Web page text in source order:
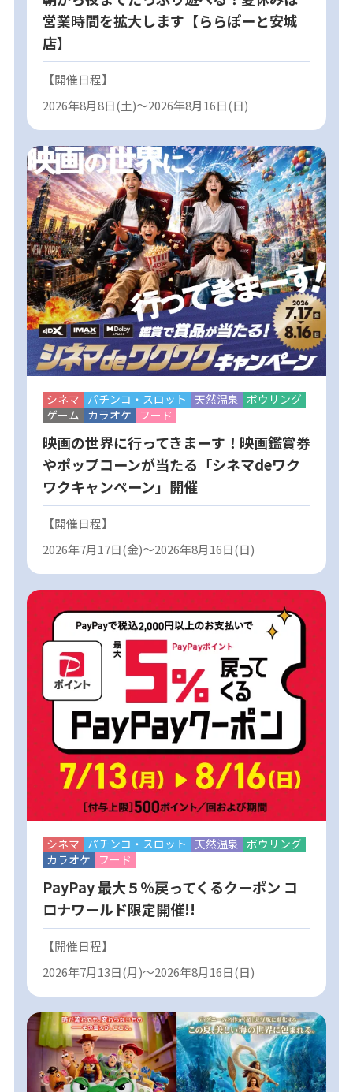
営業時間を拡大します【ららぽーと安城
店】
【開催日程】
2026年8月8日(土)～2026年8月16日(日)
シネマ パチンコ・スロット 天然温泉 ボウリング
ゲーム カラオケ フード
映画の世界に行ってきまーす！映画鑑賞券
やポップコーンが当たる「シネマdeワク
ワクキャンペーン」開催
【開催日程】
2026年7月17日(金)～2026年8月16日(日)
シネマ パチンコ・スロット 天然温泉 ボウリング
カラオケ
フード
PayPay 最大５％戻ってくるクーポン コ
ロナワールド限定開催!!
【開催日程】
2026年7月13日(月)～2026年8月16日(日)